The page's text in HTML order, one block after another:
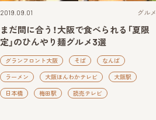
2019.09.01 グルメ
まだ間に合う！大阪で食べられる「夏限
定」のひんやり麺グルメ3選
グランフロント大阪 そば なんば
ラーメン 大阪ほんわかテレビ 大阪駅
日本橋 梅田駅 読売テレビ